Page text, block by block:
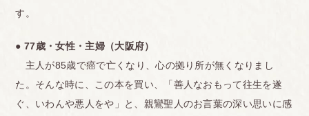
す。
● 77歳・女性・主婦（大阪府）
主人が85歳で癌で亡くなり、心の拠り所が無くなりまし
た。そんな時に、この本を買い、「善人なおもって往生を遂
ぐ、いわんや悪人をや」と、親鸞聖人のお言葉の深い思いに感